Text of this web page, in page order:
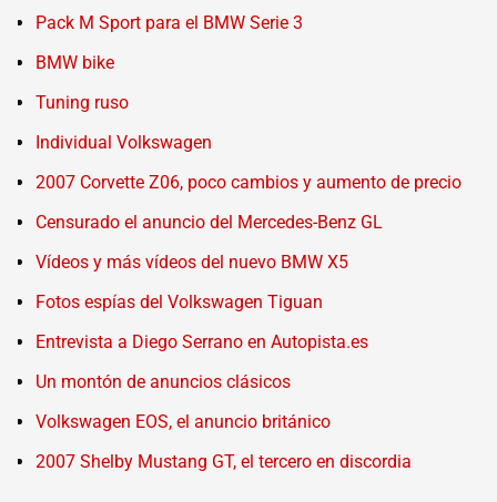
Pack M Sport para el BMW Serie 3
BMW bike
Tuning ruso
Individual Volkswagen
2007 Corvette Z06, poco cambios y aumento de precio
Censurado el anuncio del Mercedes-Benz GL
Vídeos y más vídeos del nuevo BMW X5
Fotos espías del Volkswagen Tiguan
Entrevista a Diego Serrano en Autopista.es
Un montón de anuncios clásicos
Volkswagen EOS, el anuncio británico
2007 Shelby Mustang GT, el tercero en discordia